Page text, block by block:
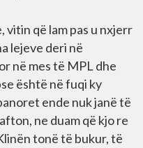
vitin që lam pas u nxjerr
lejeve deri në
në mes të MPL dhe
është në fuqi ky
ende nuk janë të
ne duam që kjo re
tonë të bukur, të